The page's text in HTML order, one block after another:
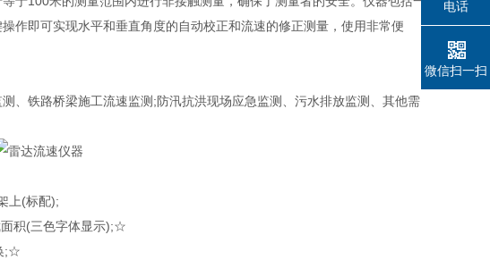
作即可实现水平和垂直角度的自动校正和流速的修正测量，使用非常便
铁路桥梁施工流速监测;防汛抗洪现场应急监测、污水排放监测、其他需
上(标配);
积(三色字体显示);☆
;☆
电话
微信扫一扫